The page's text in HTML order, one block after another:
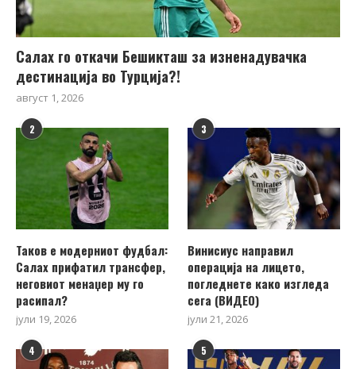
Салах го откачи Бешикташ за изненадувачка
дестинација во Турција?!
август 1, 2026
2
Таков е модерниот фудбал:
Салах прифатил трансфер,
неговиот менаџер му го
расипал?
јули 19, 2026
3
Винисиус направил
операција на лицето,
погледнете како изгледа
сега (ВИДЕО)
јули 21, 2026
4 5